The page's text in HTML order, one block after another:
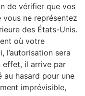
de vérifier que vos
ne représentez
des États-Unis.
où votre
l’autorisation sera
effet, il arrive par
hasard pour une
imprévisible,